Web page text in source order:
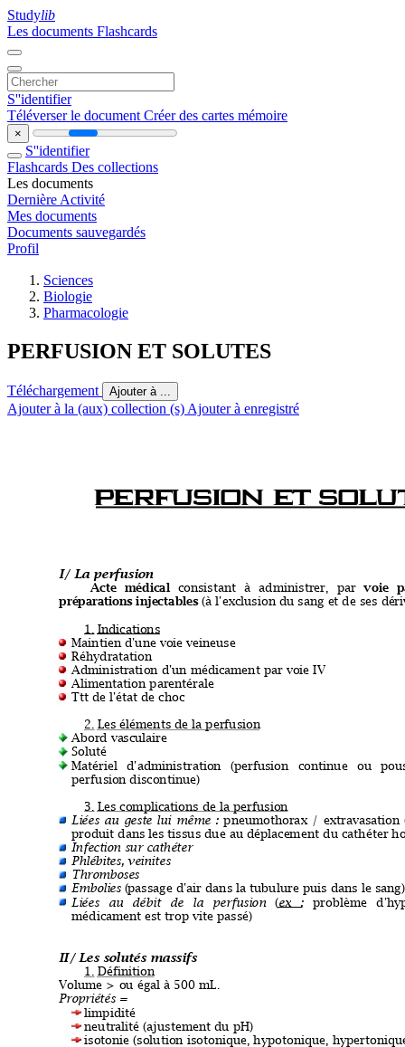
Studylib
Les documents Flashcards
S''identifier
Téléverser le document Créer des cartes mémoire
×
S''identifier
Flashcards Des collections
Les documents
Dernière Activité
Mes documents
Documents sauvegardés
Profil
Sciences
Biologie
Pharmacologie
PERFUSION ET SOLUTES
Téléchargement Ajouter à ...
Ajouter à la (aux) collection (s) Ajouter à enregistré
PE RFUSION ET SO
I/ La perfusion
Acte médical consistant à administrer par voie
préparations injectables (à l'exclusion du sang et de ses dé
1. Indications
Maintien d'une voie veineuse
Réhydratation
Administration d'un médicament par voie IV
Alimentation parentérale
Ttt de l'état de choc
2. Les éléments de la perfusion
Abord vasculaire
Soluté
Matériel
d'administration (perfusion continue ou
perfusion discontinue)
3. Les complications de la perfusion
Liées au geste lui même : pneumothorax / extravasation
produit dans les tissus due au déplacement du cathéter
Infection sur cathéter
Phlébites, veinites
Thromboses
Embolies (passage d'air dans la tubulure puis dans le sang)
Liées
au débit de la perfusion (ex : problème
médicament est trop vite passé)
II/ Les solutés massifs
1. Définition
Volume > ou égal à 500 mL.
Propriétés =
limpidité
neutralité (ajustement du pH)
isotonie (solution isotonique, hypotonique,